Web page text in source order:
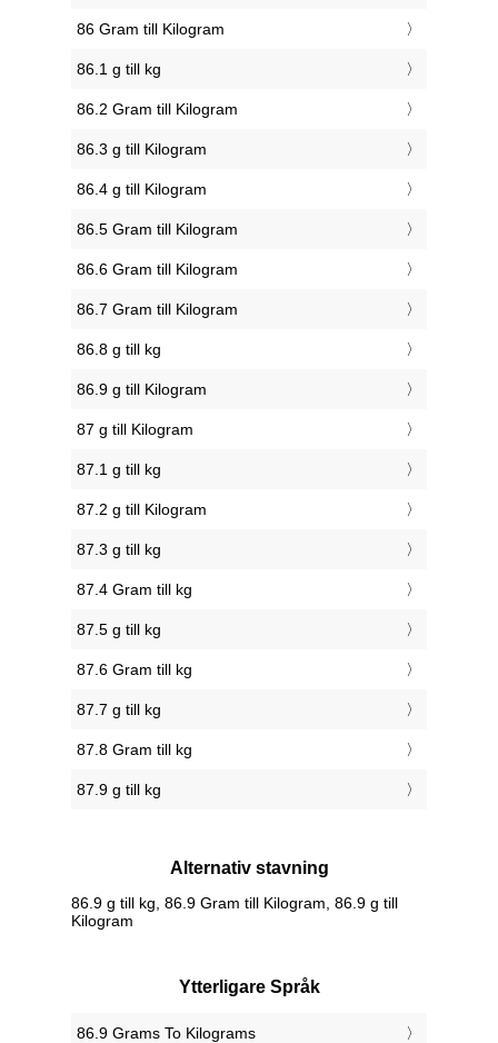
86 Gram till Kilogram
86.1 g till kg
86.2 Gram till Kilogram
86.3 g till Kilogram
86.4 g till Kilogram
86.5 Gram till Kilogram
86.6 Gram till Kilogram
86.7 Gram till Kilogram
86.8 g till kg
86.9 g till Kilogram
87 g till Kilogram
87.1 g till kg
87.2 g till Kilogram
87.3 g till kg
87.4 Gram till kg
87.5 g till kg
87.6 Gram till kg
87.7 g till kg
87.8 Gram till kg
87.9 g till kg
Alternativ stavning
86.9 g till kg, 86.9 Gram till Kilogram, 86.9 g till
Kilogram
Ytterligare Språk
‎86.9 Grams To Kilograms